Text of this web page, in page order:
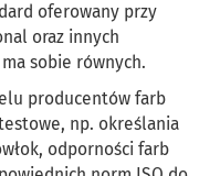
oferowany przy
oraz innych
sobie równych.
producentów farb
np. określania
odporności farb